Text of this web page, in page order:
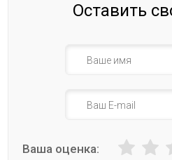
Оставить
Ваша оценка: